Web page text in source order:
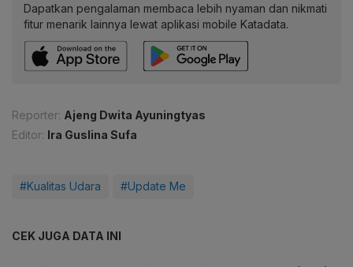
Dapatkan pengalaman membaca lebih nyaman dan nikmati
fitur menarik lainnya lewat aplikasi mobile Katadata.
Reporter: Ajeng Dwita Ayuningtyas
Editor: Ira Guslina Sufa
#Kualitas Udara #Update Me
CEK JUGA DATA INI